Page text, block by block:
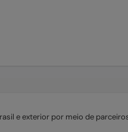
e exterior por meio de